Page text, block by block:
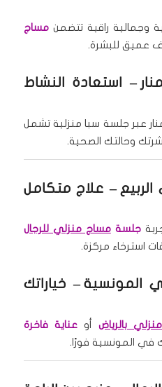
وجمالية راقية تتضمنمساج
عميق للبشرة.
– استعادة النشاط
عبر جلسة سبا منزلية تشمل
وحالتك الصحية.
– علاج متكامل
جلسةمساج منزلي للرجال
استرخاء مركزة.
المونسية– خياراتك
بالرياض أوعناية فاخرة
في المونسية فورًا.